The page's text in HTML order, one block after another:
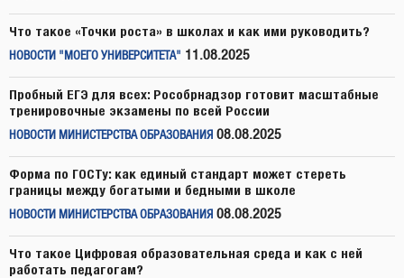
Что такое «Точки роста» в школах и как ими руководить?
НОВОСТИ "МОЕГО УНИВЕРСИТЕТА" 11.08.2025
Пробный ЕГЭ для всех: Рособрнадзор готовит масштабные
тренировочные экзамены по всей России
НОВОСТИ МИНИСТЕРСТВА ОБРАЗОВАНИЯ 08.08.2025
Форма по ГОСТу: как единый стандарт может стереть
границы между богатыми и бедными в школе
НОВОСТИ МИНИСТЕРСТВА ОБРАЗОВАНИЯ 08.08.2025
Что такое Цифровая образовательная среда и как с ней
работать педагогам?